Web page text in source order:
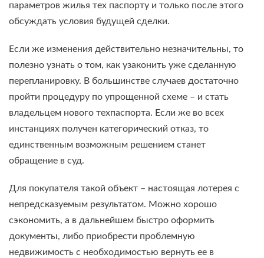
параметров жилья тех паспорту и только после этого
обсуждать условия будущей сделки.
Если же изменения действительно незначительны, то
полезно узнать о том, как узаконить уже сделанную
перепланировку. В большинстве случаев достаточно
пройти процедуру по упрощенной схеме – и стать
владельцем нового техпаспорта. Если же во всех
инстанциях получен категорический отказ, то
единственным возможным решением станет
обращение в суд.
Для покупателя такой объект – настоящая лотерея с
непредсказуемым результатом. Можно хорошо
сэкономить, а в дальнейшем быстро оформить
документы, либо приобрести проблемную
недвижимость с необходимостью вернуть ее в